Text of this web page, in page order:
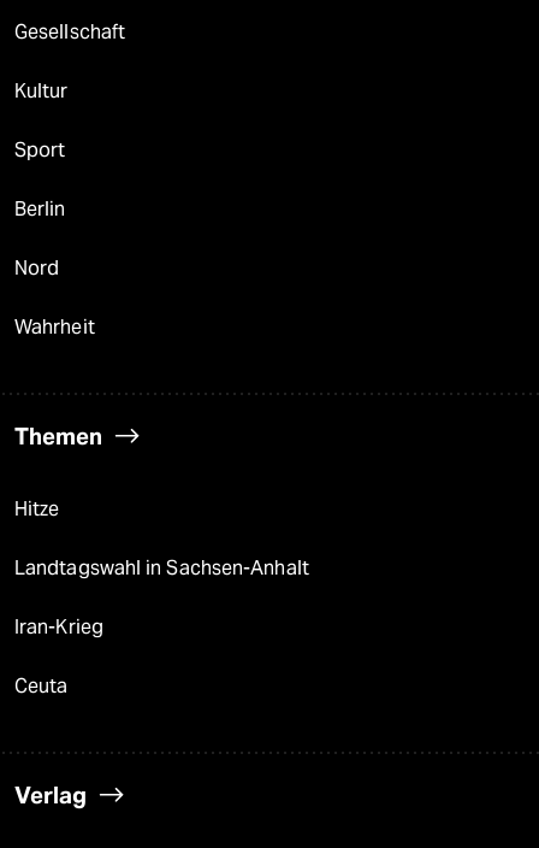
Gesellschaft
Kultur
Sport
Berlin
Nord
Wahrheit
Themen
Hitze
Landtagswahl in Sachsen-Anhalt
Iran-Krieg
Ceuta
Verlag